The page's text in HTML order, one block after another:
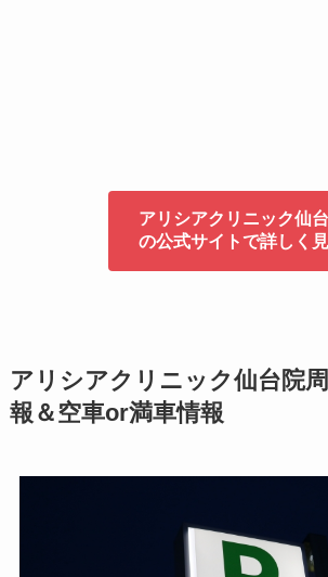
アリシアクリニック仙
の公式サイトで詳しく
アリシアクリニック仙台院
報＆空車or満車情報